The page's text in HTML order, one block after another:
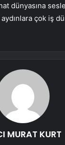
dünyasına
çok iş
MURAT KURT